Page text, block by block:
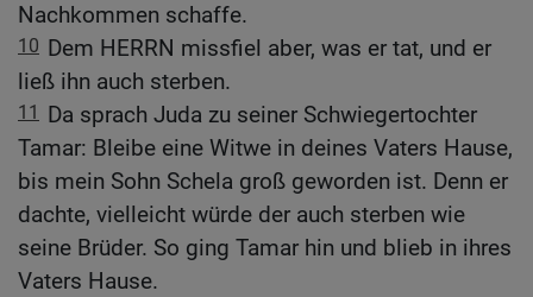
Nachkommen schaffe.
10 Dem HERRN missfiel aber, was er tat, und er
ließ ihn auch sterben.
11
Da sprach Juda zu seiner Schwiegertochter
Tamar: Bleibe eine Witwe in deines Vaters Hause,
bis mein Sohn Schela groß geworden ist. Denn er
dachte, vielleicht würde der auch sterben wie
seine Brüder. So ging Tamar hin und blieb in ihres
Vaters Hause.